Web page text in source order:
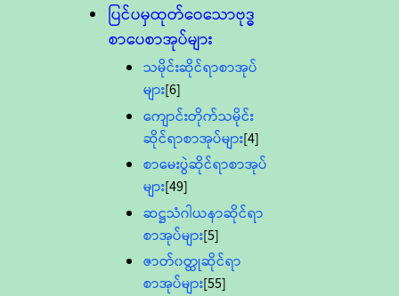
ပြင်ပမှထုတ်ဝေသောဗုဒ္ဓ
စာပေစာအုပ်များ
သမိုင်းဆိုင်ရာစာအုပ်
များ[6]
ကျောင်းတိုက်သမိုင်း
ဆိုင်ရာစာအုပ်များ[4]
စာမေးပွဲဆိုင်ရာစာအုပ်
များ[49]
ဆဋ္ဌသံဂါယနာဆိုင်ရာ
စာအုပ်များ[5]
ဇာတ်၀တ္ထုဆိုင်ရာ
စာအုပ်များ[55]